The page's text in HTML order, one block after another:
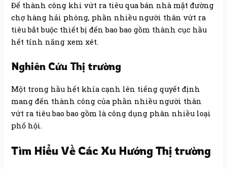
Để thành công khi vứt ra tiêu qua bán nhà mặt đường
chợ hàng hải phòng, phần nhiều người thân vứt ra
tiêu bắt buộc thiết bị đến bao bao gồm thành cục hầu
hết tính năng xem xét.
Nghiên Cứu Thị trường
Một trong hầu hết khía cạnh lên tiếng quyết định
mang đến thành công của phần nhiều người thân
vứt ra tiêu bao bao gồm là công dụng phân nhiều loại
phố hội.
Tìm Hiểu Về Các Xu Hướng Thị trường